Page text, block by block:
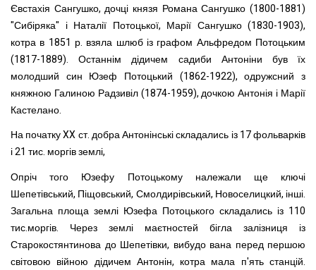
Євстахія Сангушко, дочці князя Романа Сангушко (1800-1881)
"Сибіряка" і Наталії Потоцької, Марії Сангушко (1830-1903),
котра в 1851 р. взяла шлюб із графом Альфредом Потоцьким
(1817-1889). Останнім дідичем садиби Антоніни був їх
молодший син Юзеф Потоцький (1862-1922), одружсний з
княжною Галиною Радзивіл (1874-1959), дочкою Антонія і Марії
Кастелано.
На початку XX ст. добра Антонінські складались із 17 фольварків
і 21 тис. моргів землі,
Опріч того Юзефу Потоцькому належали ще ключі
Шепетівський, Піщовський, Смолдирівський, Новоселицкий, інші.
Загальна площа землі Юзефа Потоцького складались із 110
тис.моргів. Через землі маєтностей бігла залізниця із
Старокостянтинова до Шепетівки, вибудо вана перед першою
світовою війною дідичем Антонін, котра мала п'ять станцій.